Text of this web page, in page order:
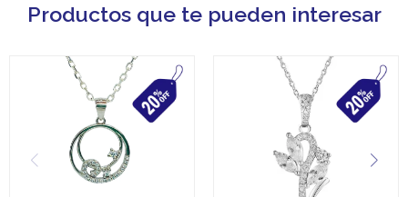
Productos que te pueden interesar